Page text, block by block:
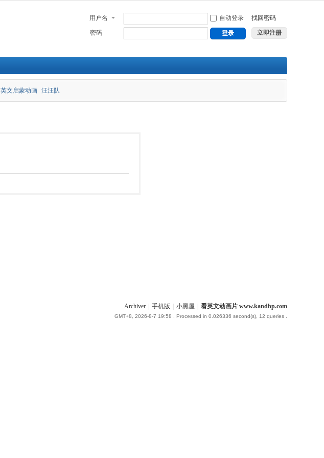
用户名 自动登录 找回密码
密码 登录 立即注册
英文启蒙动画 汪汪队
Archiver 手机版 小黑屋 看英文动画片 www.kandhp.com
GMT+8, 2026-8-7 19:58 , Processed in 0.026336 second(s), 12 queries .